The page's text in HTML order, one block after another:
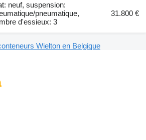
neuf, suspension:
pneumatique,
d'essieux: 3
31.800 €
Wielton en Belgique